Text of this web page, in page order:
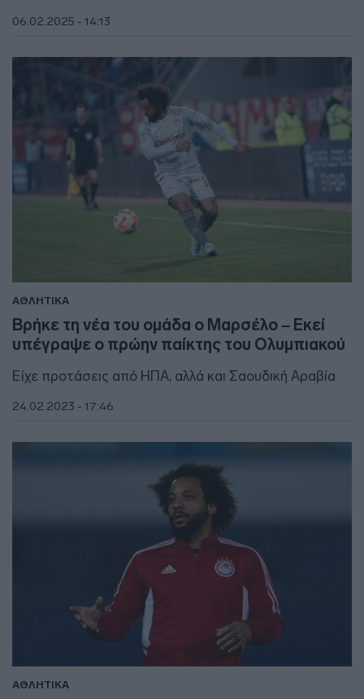
06.02.2025 - 14:13
ΑΘΛΗΤΙΚΑ
Βρήκε τη νέα του ομάδα ο Μαρσέλο – Εκεί
υπέγραψε ο πρώην παίκτης του Ολυμπιακού
Είχε προτάσεις από ΗΠΑ, αλλά και Σαουδική Αραβία
24.02.2023 - 17:46
ΑΘΛΗΤΙΚΑ